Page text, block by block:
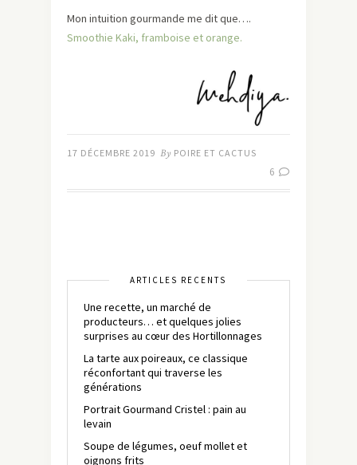
Mon intuition gourmande me dit que….
Smoothie Kaki, framboise et orange.
17 DÉCEMBRE 2019 By POIRE ET CACTUS
6
ARTICLES RÉCENTS
Une recette, un marché de
producteurs… et quelques jolies
surprises au cœur des Hortillonnages
La tarte aux poireaux, ce classique
réconfortant qui traverse les
générations
Portrait Gourmand Cristel : pain au
levain
Soupe de légumes, oeuf mollet et
oignons frits